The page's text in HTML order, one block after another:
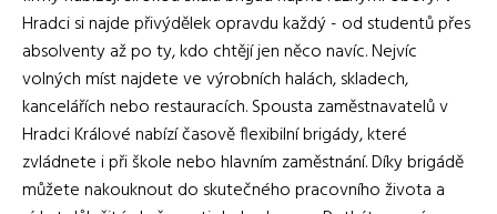
Hradci si najde přivýdělek opravdu každý - od studentů přes
absolventy až po ty, kdo chtějí jen něco navíc. Nejvíc
volných míst najdete ve výrobních halách, skladech,
kancelářích nebo restauracích. Spousta zaměstnavatelů v
Hradci Králové nabízí časově flexibilní brigády, které
zvládnete i při škole nebo hlavním zaměstnání. Díky brigádě
můžete nakouknout do skutečného pracovního života a